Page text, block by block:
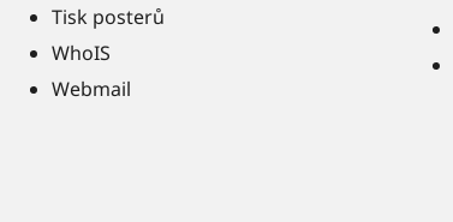
Tisk posterů
WhoIS
Webmail